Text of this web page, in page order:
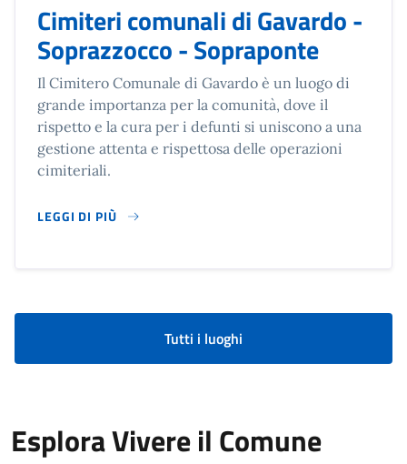
Cimiteri comunali di Gavardo -
Soprazzocco - Sopraponte
Il Cimitero Comunale di Gavardo è un luogo di
grande importanza per la comunità, dove il
rispetto e la cura per i defunti si uniscono a una
gestione attenta e rispettosa delle operazioni
cimiteriali.
LEGGI DI PIÙ
SU CIMITERI COMUNALI DI GAVARDO - SOPRAZZOCCO -
Tutti i luoghi
Esplora Vivere il Comune